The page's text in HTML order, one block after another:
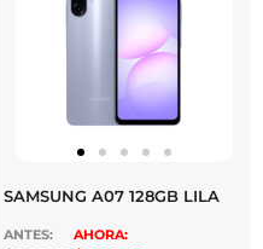
SAMSUNG A07 128GB LILA